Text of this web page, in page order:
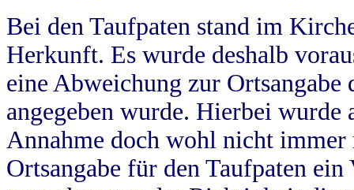
Bei den Taufpaten stand im
Herkunft. Es wurde deshalb
eine Abweichung zur
angegeben wurde. Hierbei wurde
Annahme doch wohl nicht
Ortsangabe für den Taufpaten